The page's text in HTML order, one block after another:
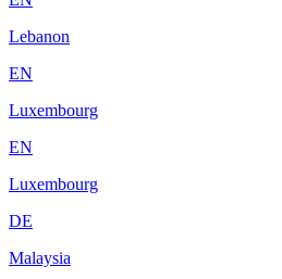
Lebanon
EN
Luxembourg
EN
Luxembourg
DE
Malaysia